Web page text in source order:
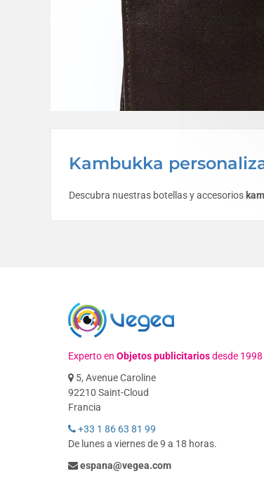
Kambukka
Descubra nuestras botellas y accesorios
Experto en Objetos publicitariosdesde 1998
5, Avenue Caroline
92210 Saint-Cloud
Francia
+33 1 86 63 81 99
De lunes a viernes de 9 a 18 horas.
espana@vegea.com